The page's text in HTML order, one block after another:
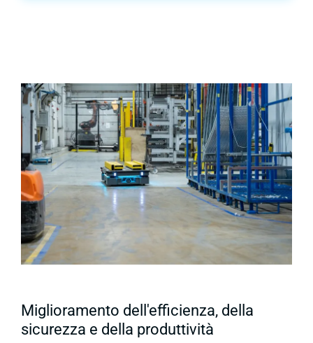
Miglioramento dell'efficienza, della
sicurezza e della produttività